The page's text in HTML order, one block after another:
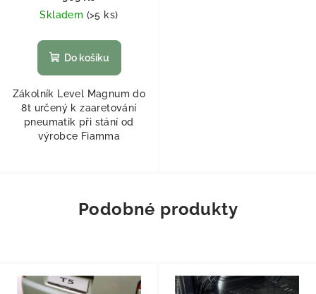
Skladem (>5 ks)
Do košíku
Zákolník Level Magnum do
8t určený k zaaretování
pneumatik při stání od
výrobce Fiamma
Podobné produkty